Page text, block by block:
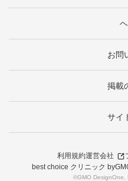
お問
掲載
サイ
利用規約運営会社
best choice クリニック
©GMO DesignOne,